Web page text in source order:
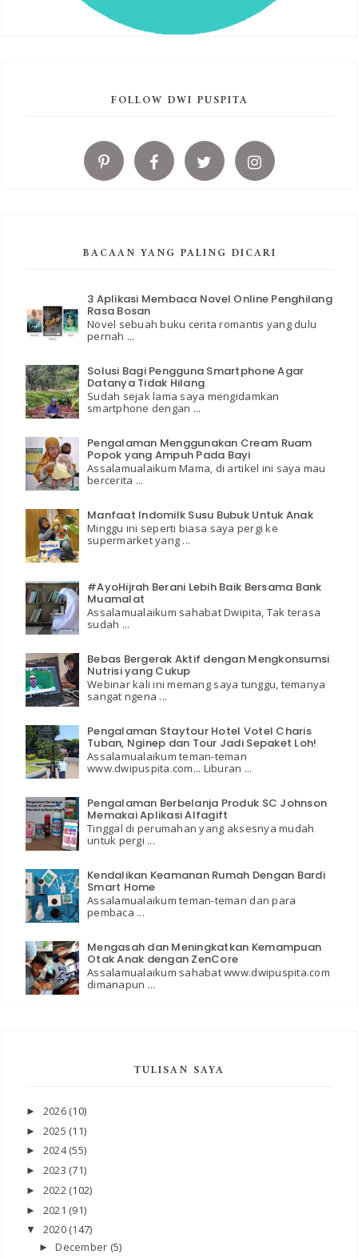
FOLLOW DWI PUSPITA
BACAAN YANG PALING DICARI
3 Aplikasi Membaca Novel Online Penghilang
Rasa Bosan
Novel sebuah buku cerita romantis yang dulu
pernah ...
Solusi Bagi Pengguna Smartphone Agar
Datanya Tidak Hilang
Sudah sejak lama saya mengidamkan
smartphone dengan ...
Pengalaman Menggunakan Cream Ruam
Popok yang Ampuh Pada Bayi
Assalamualaikum Mama, di artikel ini saya mau
bercerita ...
Manfaat Indomilk Susu Bubuk Untuk Anak
Minggu ini seperti biasa saya pergi ke
supermarket yang ...
#AyoHijrah Berani Lebih Baik Bersama Bank
Muamalat
Assalamualaikum sahabat Dwipita, Tak terasa
sudah ...
Bebas Bergerak Aktif dengan Mengkonsumsi
Nutrisi yang Cukup
Webinar kali ini memang saya tunggu, temanya
sangat ngena ...
Pengalaman Staytour Hotel Votel Charis
Tuban, Nginep dan Tour Jadi Sepaket Loh!
Assalamualaikum teman-teman
www.dwipuspita.com... Liburan ...
Pengalaman Berbelanja Produk SC Johnson
Memakai Aplikasi Alfagift
Tinggal di perumahan yang aksesnya mudah
untuk pergi ...
Kendalikan Keamanan Rumah Dengan Bardi
Smart Home
Assalamualaikum teman-teman dan para
pembaca ...
Mengasah dan Meningkatkan Kemampuan
Otak Anak dengan ZenCore
Assalamualaikum sahabat www.dwipuspita.com
dimanapun ...
TULISAN SAYA
► 2026 (10)
► 2025 (11)
► 2024(55)
► 2023 (71)
► 2022 (102)
► 2021 (91)
▼ 2020 (147)
►December (5)